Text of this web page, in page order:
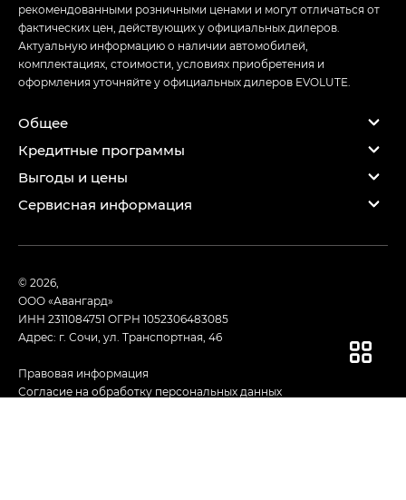
рекомендованными розничными ценами и могут отличаться от
фактических цен, действующих у официальных дилеров.
Актуальную информацию о наличии автомобилей,
комплектациях, стоимости, условиях приобретения и
оформления уточняйте у официальных дилеров EVOLUTE.
Общее
Кредитные программы
Выгоды и цены
Сервисная информация
© 2026,
ООО «Авангард»
ИНН 2311084751 ОГРН 1052306483085
Адрес: г. Сочи, ул. Транспортная, 46
Правовая информация
Согласие на обработку персональных данных